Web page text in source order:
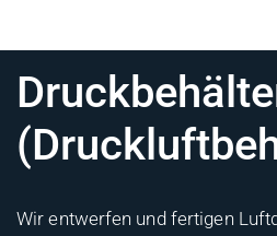
Wir entwerfen und fertigen